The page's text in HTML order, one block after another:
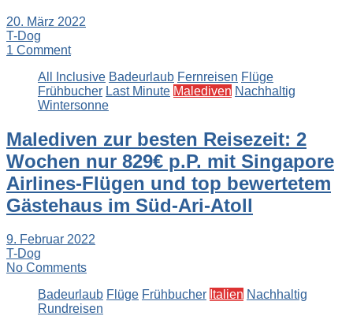
20. März 2022
T-Dog
1 Comment
All Inclusive Badeurlaub Fernreisen Flüge
Frühbucher Last Minute Malediven Nachhaltig
Wintersonne
Malediven zur besten Reisezeit: 2
Wochen nur 829€ p.P. mit Singapore
Airlines-Flügen und top bewertetem
Gästehaus im Süd-Ari-Atoll
9. Februar 2022
T-Dog
No Comments
Badeurlaub Flüge Frühbucher Italien Nachhaltig
Rundreisen